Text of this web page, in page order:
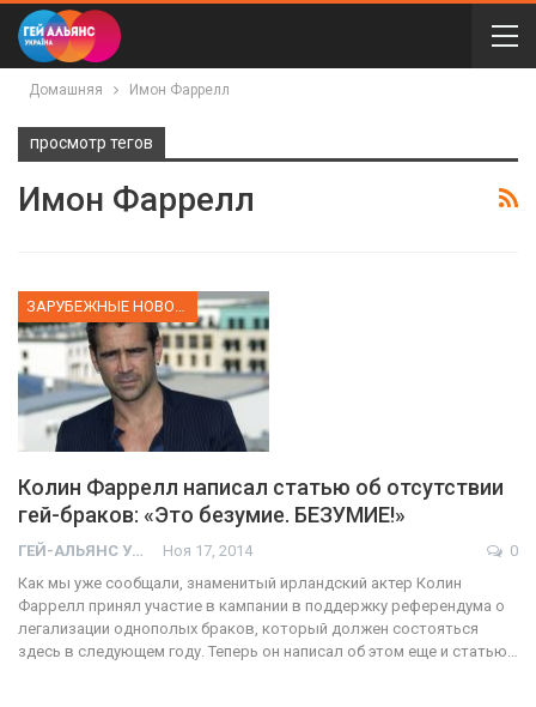
Домашняя Имон Фаррелл
просмотр тегов
Имон Фаррелл
Колин Фаррелл написал статью об отсутствии
гей-браков: «Это безумие. БЕЗУМИЕ!»
ГЕЙ-АЛЬЯНС УКРАИНА Ноя 17, 2014
0
Как мы уже сообщали, знаменитый ирландский актер Колин
Фаррелл принял участие в кампании в поддержку референдума о
легализации однополых браков, который должен состояться
здесь в следующем году. Теперь он написал об этом еще и статью…